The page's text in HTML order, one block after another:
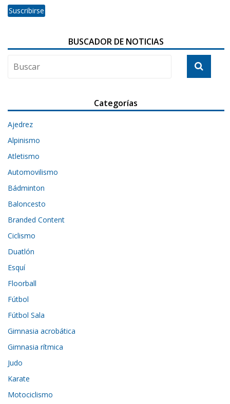
BUSCADOR DE NOTICIAS
Categorías
Ajedrez
Alpinismo
Atletismo
Automovilismo
Bádminton
Baloncesto
Branded Content
Ciclismo
Duatlón
Esquí
Floorball
Fútbol
Fútbol Sala
Gimnasia acrobática
Gimnasia rítmica
Judo
Karate
Motociclismo